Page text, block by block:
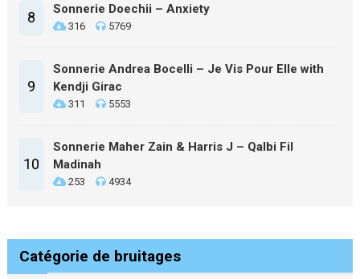
8 Sonnerie Doechii – Anxiety
316 5769
9
Sonnerie Andrea Bocelli – Je Vis Pour Elle with
Kendji Girac
311 5553
10
Sonnerie Maher Zain & Harris J – Qalbi Fil
Madinah
253 4934
Catégorie de bruitages